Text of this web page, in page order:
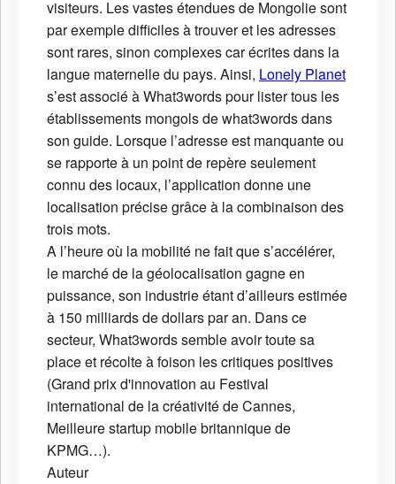
visiteurs. Les vastes étendues de Mongolie sont
par exemple difficiles à trouver et les adresses
sont rares, sinon complexes car écrites dans la
langue maternelle du pays. Ainsi, Lonely Planet
s’est associé à What3words pour lister tous les
établissements mongols de what3words dans
son guide. Lorsque l’adresse est manquante ou
se rapporte à un point de repère seulement
connu des locaux, l’application donne une
localisation précise grâce à la combinaison des
trois mots.
A l’heure où la mobilité ne fait que s’accélérer,
le marché de la géolocalisation gagne en
puissance, son industrie étant d’ailleurs estimée
à 150 milliards de dollars par an. Dans ce
secteur, What3words semble avoir toute sa
place et récolte à foison les critiques positives
(Grand prix d'innovation au Festival
international de la créativité de Cannes,
Meilleure startup mobile britannique de
KPMG…).
Auteur